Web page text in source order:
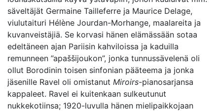
säveltäjät Germaine Tailleferre ja Maurice Delage,
viulutaituri Hélène Jourdan-Morhange, maalareita ja
kuvanveistäjiä. Se korvasi hänen elämässään sotaa
edeltäneen ajan Pariisin kahviloissa ja kaduilla
remunneen ”apaššijoukon”, jonka tunnussävelenä oli
ollut Borodinin toisen sinfonian pääteema ja jonka
jäsenille Ravel oli omistanut Miroirs-pianosarjansa
kappaleet. Ravel ei kuitenkaan sulkeutunut
nukkekotiinsa; 1920-luvulla hänen mielipaikkojaan